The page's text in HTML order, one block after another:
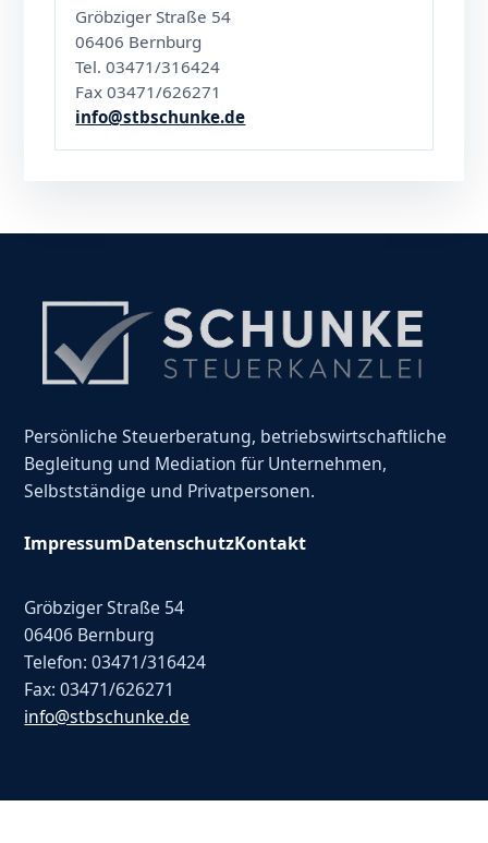
Gröbziger Straße 54
06406 Bernburg
Tel. 03471/316424
Fax 03471/626271
info@stbschunke.de
Persönliche Steuerberatung, betriebswirtschaftliche
Begleitung und Mediation für Unternehmen,
Selbstständige und Privatpersonen.
ImpressumDatenschutzKontakt
Gröbziger Straße 54
06406 Bernburg
Telefon: 03471/316424
Fax: 03471/626271
info@stbschunke.de